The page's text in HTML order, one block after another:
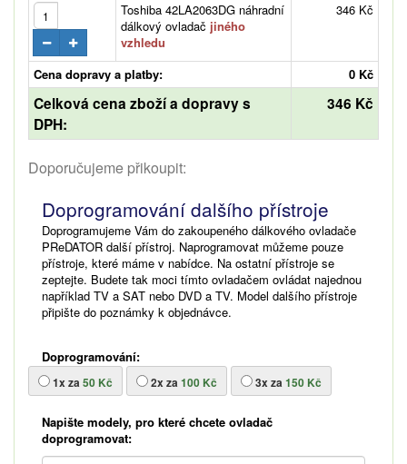
Toshiba 42LA2063DG náhradní
dálkový ovladač jiného
vzhledu
346 Kč
Cena dopravy a platby: 0 Kč
Celková cena zboží a dopravy s
DPH:
346 Kč
Doporučujeme přikoupit:
Doprogramování dalšího přístroje
Doprogramujeme Vám do zakoupeného dálkového ovladače
PReDATOR další přístroj. Naprogramovat můžeme pouze
přístroje, které máme v nabídce. Na ostatní přístroje se
zeptejte. Budete tak moci tímto ovladačem ovládat najednou
například TV a SAT nebo DVD a TV. Model dalšího přístroje
připište do poznámky k objednávce.
Doprogramování:
1x za50 Kč 2x za100 Kč 3x za150 Kč
Napište modely, pro které chcete ovladač
doprogramovat: